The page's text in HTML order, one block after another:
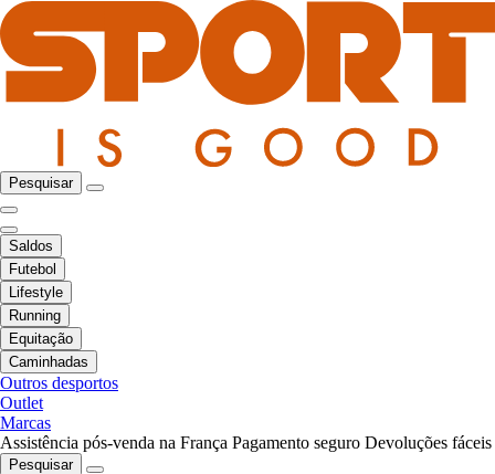
Pesquisar
Saldos
Futebol
Lifestyle
Running
Equitação
Caminhadas
Outros desportos
Outlet
Marcas
Assistência pós-venda na França Pagamento seguro Devoluções fáceis
Pesquisar